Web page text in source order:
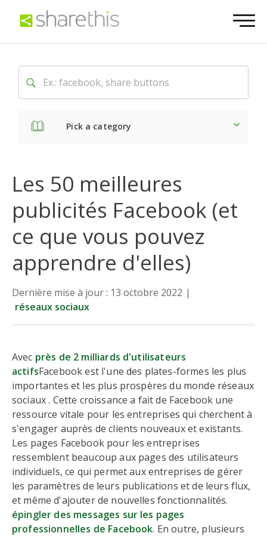
Pick a category
Les 50 meilleures
publicités Facebook (et
ce que vous pouvez
apprendre d'elles)
Dernière mise à jour : 13 octobre 2022 |
réseaux sociaux
Avec près de 2 milliards d'utilisateurs
actifsFacebook est l'une des plates-formes les plus
importantes et les plus prospères du monde réseaux
sociaux . Cette croissance a fait de Facebook une
ressource vitale pour les entreprises qui cherchent à
s'engager auprès de clients nouveaux et existants.
Les pages Facebook pour les entreprises
ressemblent beaucoup aux pages des utilisateurs
individuels, ce qui permet aux entreprises de gérer
les paramètres de leurs publications et de leurs flux,
et même d'ajouter de nouvelles fonctionnalités.
épingler des messages sur les pages
professionnelles de Facebook. En outre, plusieurs